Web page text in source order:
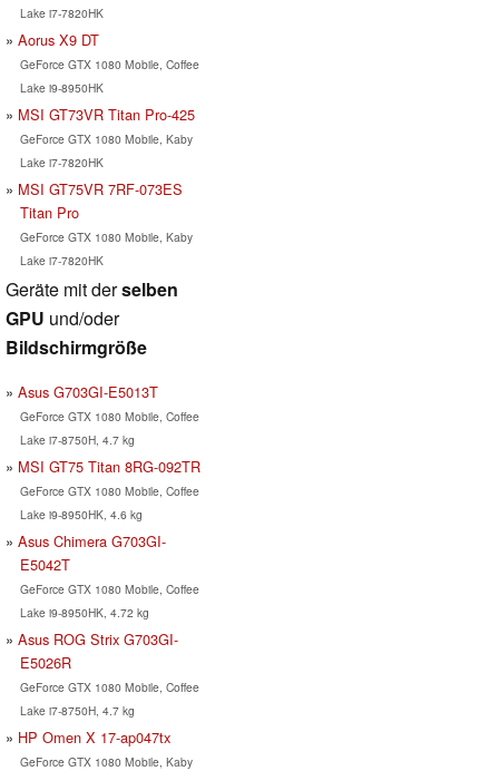
Lake i7-7820HK
Aorus X9 DT
GeForce GTX 1080 Mobile, Coffee
Lake i9-8950HK
MSI GT73VR Titan Pro-425
GeForce GTX 1080 Mobile, Kaby
Lake i7-7820HK
MSI GT75VR 7RF-073ES
Titan Pro
GeForce GTX 1080 Mobile, Kaby
Lake i7-7820HK
Geräte mit derselben
GPU und/oder
Bildschirmgröße
Asus G703GI-E5013T
GeForce GTX 1080 Mobile, Coffee
Lake i7-8750H, 4.7 kg
MSI GT75 Titan 8RG-092TR
GeForce GTX 1080 Mobile, Coffee
Lake i9-8950HK, 4.6 kg
Asus Chimera G703GI-
E5042T
GeForce GTX 1080 Mobile, Coffee
Lake i9-8950HK, 4.72 kg
Asus ROG Strix G703GI-
E5026R
GeForce GTX 1080 Mobile, Coffee
Lake i7-8750H, 4.7 kg
HP Omen X 17-ap047tx
GeForce GTX 1080 Mobile, Kaby